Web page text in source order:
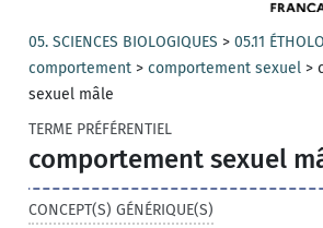
05. SCIENCES BIOLOGIQUES >05.11
comportement >comportement sexuel >
sexuel mâle
TERME PRÉFÉRENTIEL
comportement sexuel
CONCEPT(S) GÉNÉRIQUE(S)